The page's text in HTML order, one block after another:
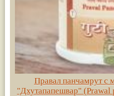
Правал панчамрут с
"Дхутапапешвар"